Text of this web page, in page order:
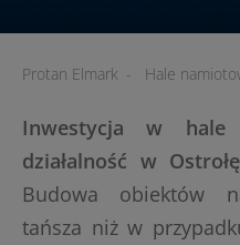
Protan Elmark - Hale
Inwestycja w hale
działalność w
Budowa obiektów
tańsza niż w